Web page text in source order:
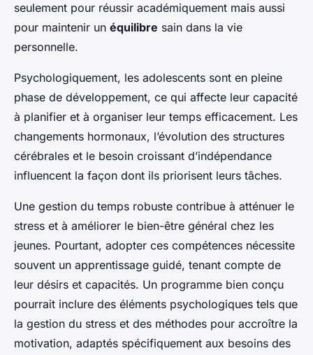
seulement pour réussir académiquement mais aussi
pour maintenir un équilibre sain dans la vie
personnelle.
Psychologiquement, les adolescents sont en pleine
phase de développement, ce qui affecte leur capacité
à planifier et à organiser leur temps efficacement. Les
changements hormonaux, l’évolution des structures
cérébrales et le besoin croissant d’indépendance
influencent la façon dont ils priorisent leurs tâches.
Une gestion du temps robuste contribue à atténuer le
stress et à améliorer le bien-être général chez les
jeunes. Pourtant, adopter ces compétences nécessite
souvent un apprentissage guidé, tenant compte de
leur désirs et capacités. Un programme bien conçu
pourrait inclure des éléments psychologiques tels que
la gestion du stress et des méthodes pour accroître la
motivation, adaptés spécifiquement aux besoins des